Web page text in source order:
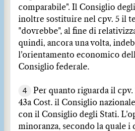
comparabile". Il Consiglio
inoltre sostituire nel cpv. 5 il
"dovrebbe", al fine di
quindi, ancora una volta,
l'orientamento economico
Consiglio federale.
4
Per quanto riguarda il cpv.
43a Cost. il Consiglio
con il Consiglio degli Stati.
minoranza, secondo la quale